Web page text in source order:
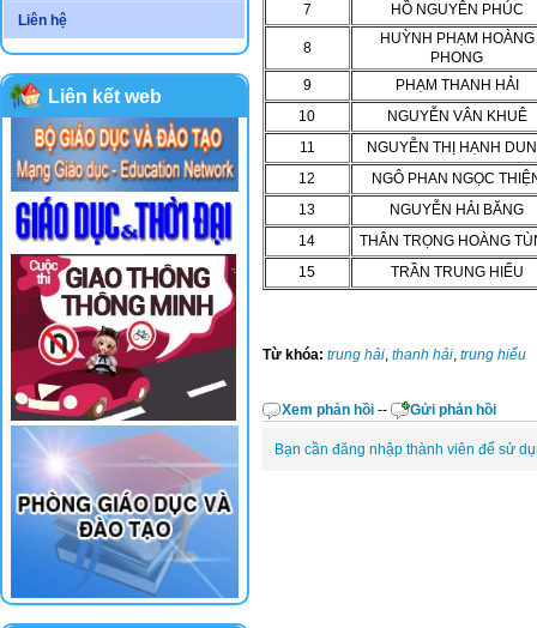
Liên hệ
Liên kết web
7
HỒ NGUYÊN PHÚC
8
HUỲNH PHẠM HOÀNG
PHONG
9
PHẠM THANH HẢI
10
NGUYỄN VÂN KHUÊ
11
NGUYỄN THỊ HẠNH
12
NGÔ PHAN NGỌC
13
NGUYỄN HẢI BĂNG
14
THÂN TRỌNG HOÀNG
15
TRẦN TRUNG HIẾU
Từ khóa: trung hải, thanh hải, trung hiếu
Xem phản hồi -- Gửi phản hồi
Bạn cần đăng nhập thành viên để sử